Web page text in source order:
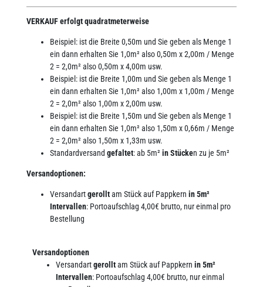
VERKAUF erfolgt quadratmeterweise
Beispiel: ist die Breite 0,50m und Sie geben als Menge 1
ein dann erhalten Sie 1,0m² also 0,50m x 2,00m / Menge
2 = 2,0m² also 0,50m x 4,00m usw.
Beispiel: ist die Breite 1,00m und Sie geben als Menge 1
ein dann erhalten Sie 1,0m² also 1,00m x 1,00m / Menge
2 = 2,0m² also 1,00m x 2,00m usw.
Beispiel: ist die Breite 1,50m und Sie geben als Menge 1
ein dann erhalten Sie 1,0m² also 1,50m x 0,66m / Menge
2 = 2,0m² also 1,50m x 1,33m usw.
Standardversand gefaltet: ab 5m² in Stücken zu je 5m²
Versandoptionen:
Versandartgerolltam Stück auf Pappkern in 5m²
Intervallen: Portoaufschlag 4,00€ brutto, nur einmal pro
Bestellung
Versandoptionen
Versandartgerolltam Stück auf Pappkern in 5m²
Intervallen: Portoaufschlag 4,00€ brutto, nur einmal